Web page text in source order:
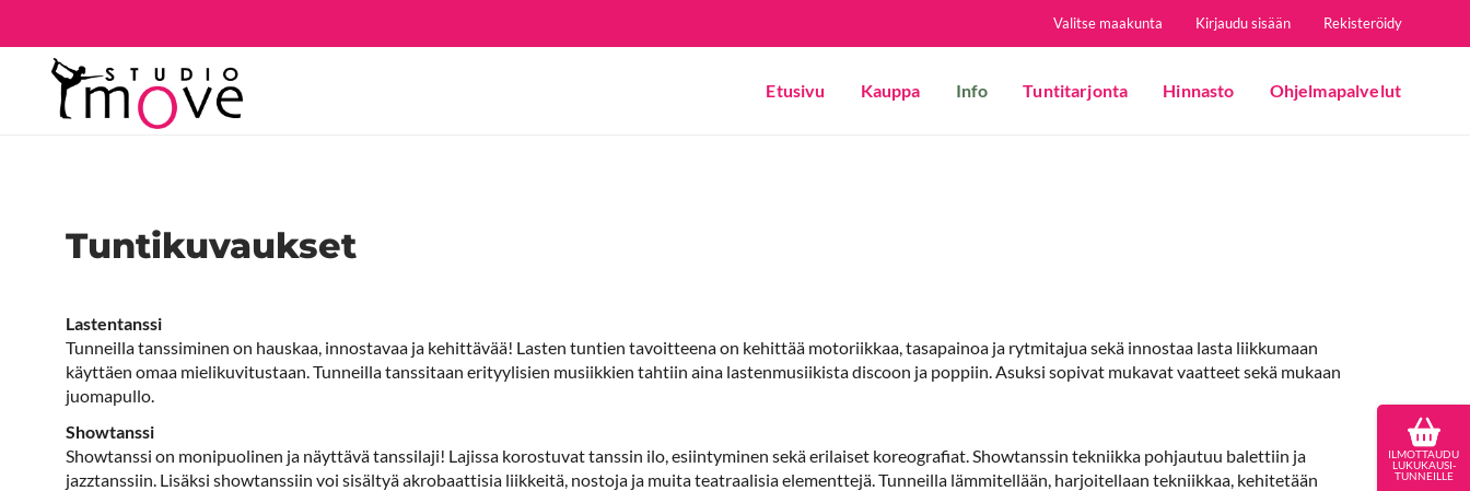
Valitse maakunta Kirjaudu sisään Rekisteröidy
Etusivu Kauppa Info Tuntitarjonta Hinnasto Ohjelmapalvelut
ILMOTTAUDU
LUKUKAUSI-
TUNNEILLE
Tuntikuvaukset
Lastentanssi
Tunneilla tanssiminen on hauskaa, innostavaa ja kehittävää! Lasten tuntien tavoitteena on kehittää motoriikkaa, tasapainoa ja rytmitajua sekä innostaa lasta liikkumaan
käyttäen omaa mielikuvitustaan. Tunneilla tanssitaan erityylisien musiikkien tahtiin aina lastenmusiikista discoon ja poppiin. Asuksi sopivat mukavat vaatteet sekä mukaan
juomapullo.
Showtanssi
Showtanssi on monipuolinen ja näyttävä tanssilaji! Lajissa korostuvat tanssin ilo, esiintyminen sekä erilaiset koreografiat. Showtanssin tekniikka pohjautuu balettiin ja
jazztanssiin. Lisäksi showtanssiin voi sisältyä akrobaattisia liikkeitä, nostoja ja muita teatraalisia elementtejä. Tunneilla lämmitellään, harjoitellaan tekniikkaa, kehitetään